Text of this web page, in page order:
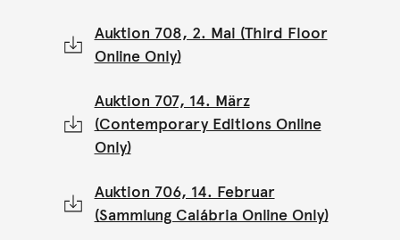
Auktion 708, 2. Mai (Third Floor
Online Only)
Auktion 707, 14. März
(Contemporary Editions Online
Only)
Auktion 706, 14. Februar
(Sammlung Calábria Online Only)